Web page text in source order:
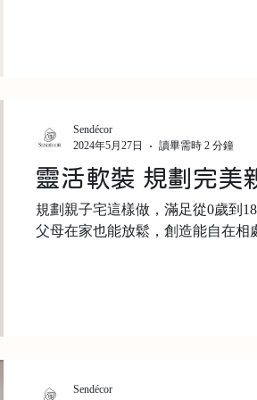
靈活軟裝 規劃完美
規劃親子宅這樣做，滿足從0歲到
父母在家也能放鬆，創造能自在相
Sendécor
2024年5月27日
讀畢需時 2 分鐘
Sendécor